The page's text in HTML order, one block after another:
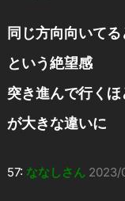
同じ方向向いて
という絶望感
突き進んで行く
が大きな違いに
57: ななしさん 2023/